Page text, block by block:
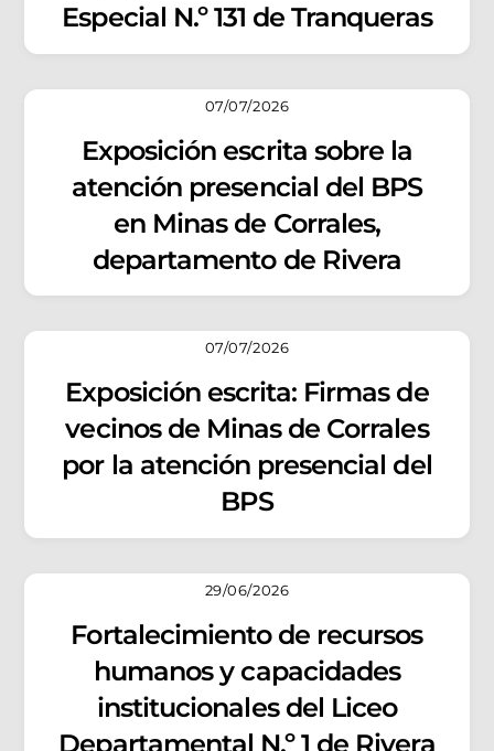
Especial N.º 131 de Tranqueras
07/07/2026
Exposición escrita sobre la
atención presencial del BPS
en Minas de Corrales,
departamento de Rivera
07/07/2026
Exposición escrita: Firmas de
vecinos de Minas de Corrales
por la atención presencial del
BPS
29/06/2026
Fortalecimiento de recursos
humanos y capacidades
institucionales del Liceo
Departamental N.º 1 de Rivera